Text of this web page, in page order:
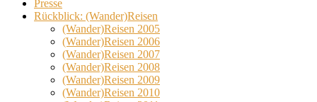
Presse
Rückblick: (Wander)Reisen
(Wander)Reisen 2005
(Wander)Reisen 2006
(Wander)Reisen 2007
(Wander)Reisen 2008
(Wander)Reisen 2009
(Wander)Reisen 2010